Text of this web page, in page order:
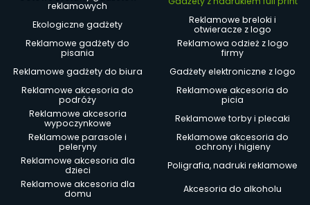
reklamowych
Ekologiczne gadżety
Reklamowe breloki i
otwieracze z logo
Reklamowe gadżety do
pisania
Reklamowa odzież z logo
firmy
Reklamowe gadżety do biura
Gadżety elektroniczne z logo
Reklamowe akcesoria do
podróży
Reklamowe akcesoria do
picia
Reklamowe akcesoria
wypoczynkowe
Reklamowe torby i plecaki
Reklamowe parasole i
peleryny
Reklamowe akcesoria do
ochrony i higieny
Reklamowe akcesoria dla
dzieci
Poligrafia, nadruki reklamowe
Reklamowe akcesoria dla
domu
Akcesoria do alkoholu